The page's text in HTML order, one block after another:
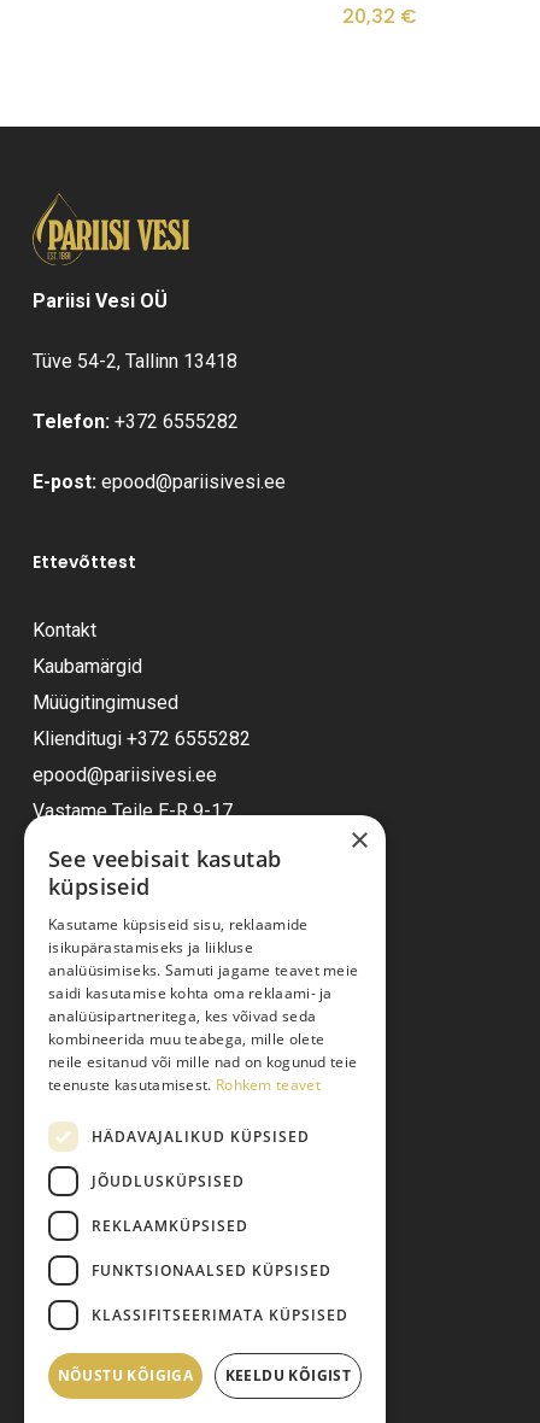
Vahesumma:
20,32 €
Pariisi Vesi OÜ
Tüve 54-2, Tallinn 13418
Telefon: +372 6555282
E-post: epood@pariisivesi.ee
Ettevõttest
Kontakt
Kaubamärgid
Müügitingimused
Klienditugi +372 6555282
epood@pariisivesi.ee
Vastame Teile E-R 9-17
Ostuabi
Kauba kohaletoimetamine
Toodete tellimine
Maksmine
Järelmaks
Pretensiooni esitamine
Isikuandmete töötlemine
© 2026 Pariisi Vesi.
×
See veebisait kasutab
küpsiseid
Kasutame küpsiseid sisu, reklaamide
isikupärastamiseks ja liikluse
analüüsimiseks. Samuti jagame teavet meie
saidi kasutamise kohta oma reklaami- ja
analüüsipartneritega, kes võivad seda
kombineerida muu teabega, mille olete
neile esitanud või mille nad on kogunud teie
teenuste kasutamisest. Rohkem teavet
HÄDAVAJALIKUD KÜPSISED
JÕUDLUSKÜPSISED
REKLAAMKÜPSISED
FUNKTSIONAALSED KÜPSISED
KLASSIFITSEERIMATA KÜPSISED
NÕUSTU KÕIGIGA KEELDU KÕIGIST